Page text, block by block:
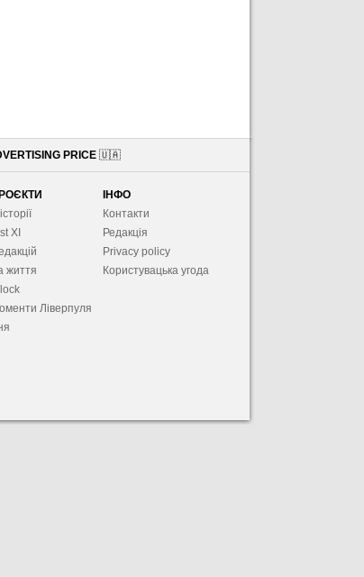
PRICE 🇺🇦
XІ
життя
Ліверпуля
ІНФО
Контакти
Редакція
Privacy policy
Користувацька угода